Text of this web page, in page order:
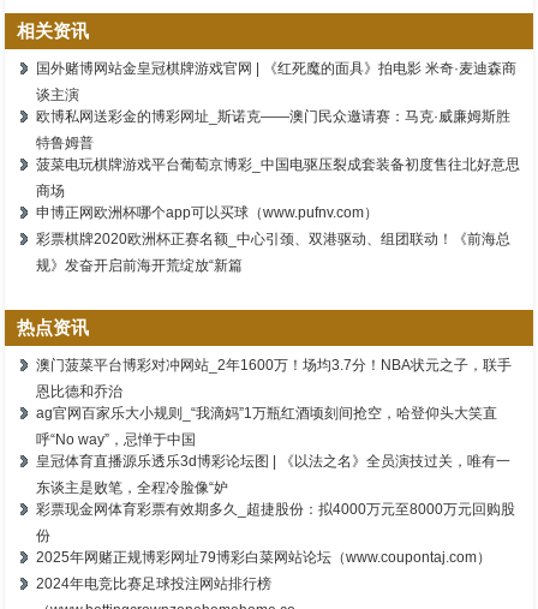
相关资讯
国外赌博网站金皇冠棋牌游戏官网 | 《红死魔的面具》拍电影 米奇·麦迪森商
谈主演
欧博私网送彩金的博彩网址_斯诺克——澳门民众邀请赛：马克·威廉姆斯胜
特鲁姆普
菠菜电玩棋牌游戏平台葡萄京博彩_中国电驱压裂成套装备初度售往北好意思
商场
申博正网欧洲杯哪个app可以买球（www.pufnv.com）
彩票棋牌2020欧洲杯正赛名额_中心引颈、双港驱动、组团联动！《前海总
规》发奋开启前海开荒绽放“新篇
热点资讯
澳门菠菜平台博彩对冲网站_2年1600万！场均3.7分！NBA状元之子，联手
恩比德和乔治
ag官网百家乐大小规则_“我滴妈”1万瓶红酒顷刻间抢空，哈登仰头大笑直
呼“No way”，忌惮于中国
皇冠体育直播源乐透乐3d博彩论坛图 | 《以法之名》全员演技过关，唯有一
东谈主是败笔，全程冷脸像“妒
彩票现金网体育彩票有效期多久_超捷股份：拟4000万元至8000万元回购股
份
2025年网赌正规博彩网址79博彩白菜网站论坛（www.coupontaj.com）
2024年电竞比赛足球投注网站排行榜